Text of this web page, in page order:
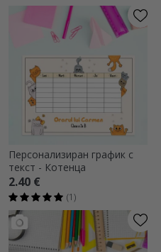
Персонализиран график с
текст - Котенца
2.40 €
(1)